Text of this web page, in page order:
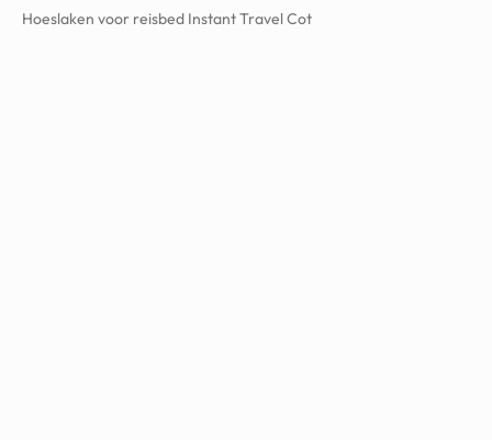
Hoeslaken voor reisbed Instant Travel Cot